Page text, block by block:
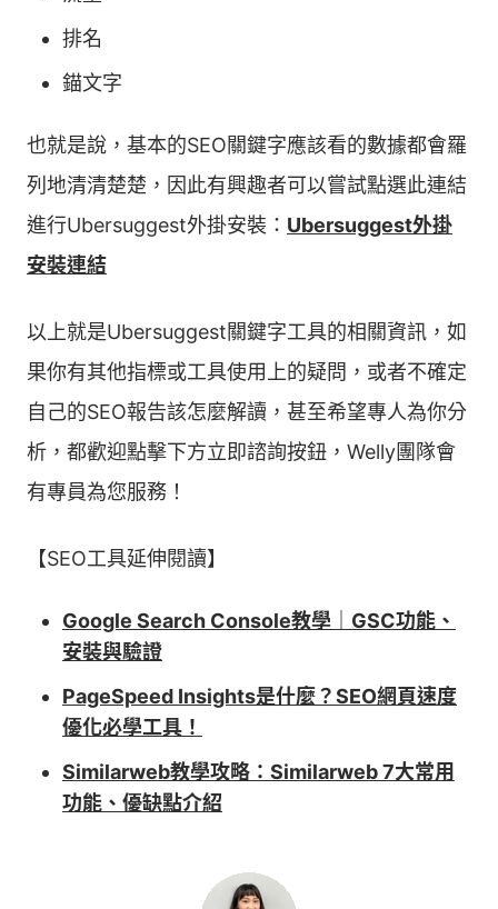
排名
錨文字
也就是說，基本的SEO關鍵字應該看的數據都會羅
列地清清楚楚，因此有興趣者可以嘗試點選此連結
進行Ubersuggest外掛安裝： Ubersuggest外掛
安裝連結
以上就是Ubersuggest關鍵字工具的相關資訊，如
果你有其他指標或工具使用上的疑問，或者不確定
自己的SEO報告該怎麼解讀，甚至希望專人為你分
析，都歡迎點擊下方立即諮詢按鈕，Welly團隊會
有專員為您服務！
【SEO工具延伸閱讀】
Google Search Console教學｜GSC功能、
安裝與驗證
PageSpeed Insights是什麼？SEO網頁速度
優化必學工具！
Similarweb教學攻略：Similarweb 7大常用
功能、優缺點介紹